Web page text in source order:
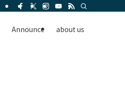
Announce about us